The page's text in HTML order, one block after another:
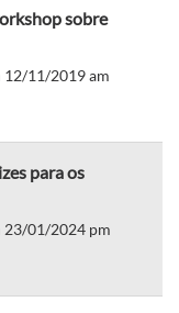
sobre
12/11/2019 am
para os
23/01/2024 pm